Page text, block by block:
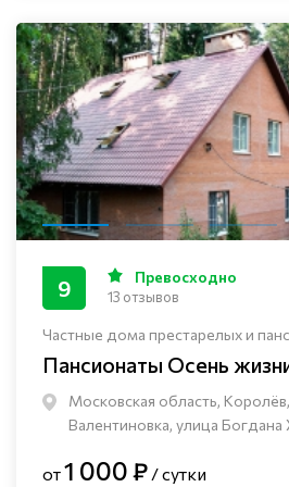
Частные дома престарелых и
Пансионаты Осень
Московская область,
Валентиновка, улица
9 Превосходно
13 отзывов
от1 000 ₽ / сутки